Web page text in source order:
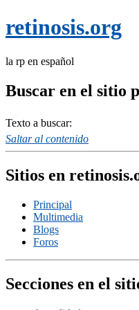
retinosis.org
la rp en español
Buscar en el sitio
Texto a buscar:
Saltar al contenido
Sitios en
Principal
Multimedia
Blogs
Foros
Secciones en el